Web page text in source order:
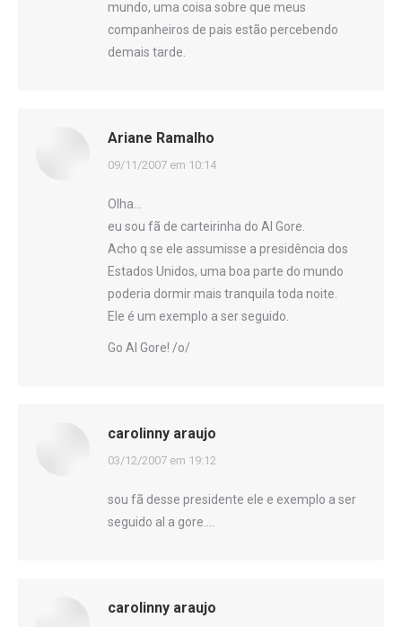
mundo, uma coisa sobre que meus
companheiros de pais estão percebendo
demais tarde.
Ariane Ramalho
disse:
09/11/2007 em 10:14
Olha…
eu sou fã de carteirinha do Al Gore.
Acho q se ele assumisse a presidência dos
Estados Unidos, uma boa parte do mundo
poderia dormir mais tranquila toda noite.
Ele é um exemplo a ser seguido.
Go Al Gore! /o/
carolinny araujo
disse:
03/12/2007 em 19:12
sou fã desse presidente ele e exemplo a ser
seguido al a gore….
carolinny araujo